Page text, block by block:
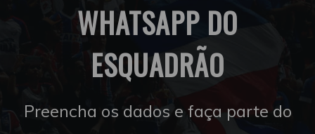
WHATSAPP DO
ESQUADRÃO
Preencha os dados e faça parte do